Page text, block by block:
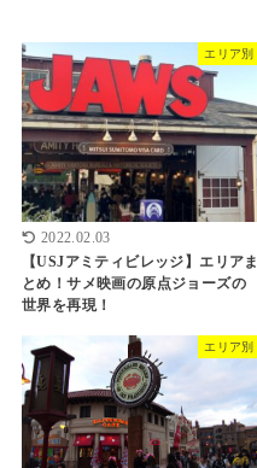
エリア別
2022.02.03
【USJアミティビレッジ】エリアま
とめ！サメ映画の原点ジョーズの
世界を再現！
エリア別